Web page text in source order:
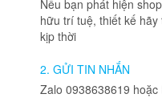
Nếu bạn phát hiện
hữu trí tuệ, thiết kế
kịp thời
2. GỬI TIN NHẮN
Zalo 0938638619